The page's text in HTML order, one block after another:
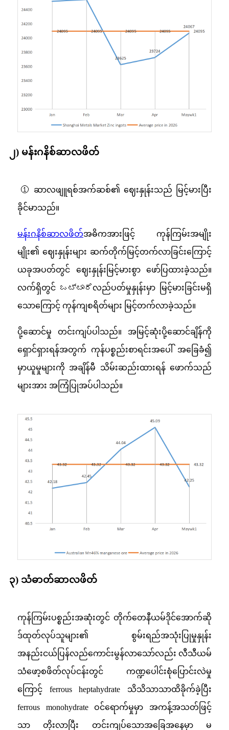
၂) မန်းဂနိစ်ဆာလဖိတ်
① ဆာလဖျူရစ်အက်ဆစ်၏ ဈေးနှုန်းသည် မြင့်မားပြီး
ခိုင်မာသည်။
မန်းဂနိစ်ဆာလဖိတ်အဓိကအားဖြင့် ကုန်ကြမ်းအမျိုး
မျိုး၏ ဈေးနှုန်းများ ဆက်တိုက်မြင့်တက်လာခြင်းကြောင့်
ယခုအပတ်တွင် ဈေးနှုန်းမြင့်မားစွာ ဖော်ပြထားခဲ့သည်။
လက်ရှိတွင် ಒಟ್ಟಾರೆလည်ပတ်မှုနှုန်းမှာ မြင့်မားခြင်းမရှိ
သောကြောင့် ကုန်ကျစရိတ်များ မြင့်တက်လာခဲ့သည်။
ပို့ဆောင်မှု တင်းကျပ်ပါသည်။ အမြင့်ဆုံးပို့ဆောင်ချိန်ကို
ရှောင်ရှားရန်အတွက် ကုန်ပစ္စည်းစာရင်းအပေါ် အခြေခံ၍
မှာယူမှုများကို အချိန်မီ သိမ်းဆည်းထားရန် ဖောက်သည်
များအား အကြံပြုအပ်ပါသည်။
၃) သံဓာတ်ဆာလဖိတ်
ကုန်ကြမ်းပစ္စည်းအဆုံးတွင် တိုက်တေနီယမ်ဒိုင်အောက်ဆို
ဒ်ထုတ်လုပ်သူများ၏ စွမ်းရည်အသုံးပြုမှုနှုန်း
အနည်းငယ်ပြန်လည်ကောင်းမွန်လာသော်လည်း လီသီယမ်
သံဖော့စဖိတ်လုပ်ငန်းတွင် ကဏ္ဍပေါင်းစုံပြောင်းလဲမှု
ကြောင့် ferrous heptahydrate သိသိသာသာထိခိုက်ခဲ့ပြီး
ferrous monohydrate ဝင်ရောက်မှုမှာ အကန့်အသတ်ဖြင့်
သာ တိုးလာပြီး တင်းကျပ်သောအခြေအနေမှာ မ